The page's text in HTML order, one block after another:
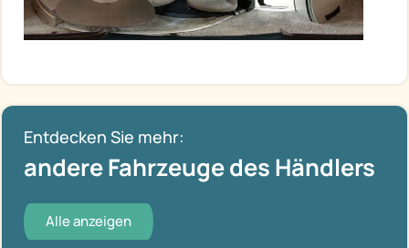
Entdecken Sie mehr:
andere Fahrzeuge des Händlers
Alle anzeigen